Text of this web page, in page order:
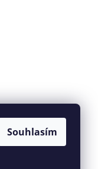
Souhlasím